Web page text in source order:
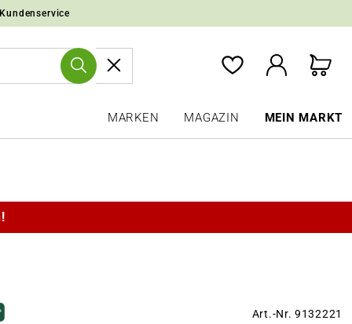
MARKEN MAGAZIN MEIN MARKT
Art.-Nr. 9132221